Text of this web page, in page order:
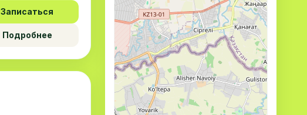
Записаться
Подробнее